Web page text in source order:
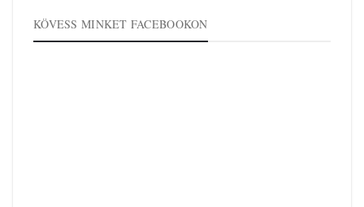
KÖVESS MINKET FACEBOOKON